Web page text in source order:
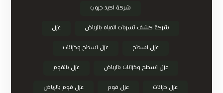
شركة اكيد جروب
شركة كشف تسربات المياه بالرياض عزل
عزل اسطح عزل اسطح وخزانات
عزل اسطح وخزانات بالرياض عزل بالفوم
عزل خزانات عزل فوم عزل فوم بالرياض